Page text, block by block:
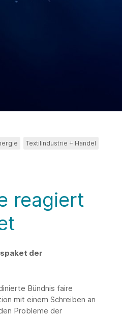
Textilindustrie + Handel
reagiert
der
Bündnis faire
mit einem Schreiben an
Probleme der